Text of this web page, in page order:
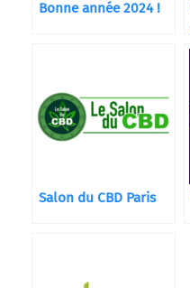
Bonne année 2024 !
Salon du CBD Paris